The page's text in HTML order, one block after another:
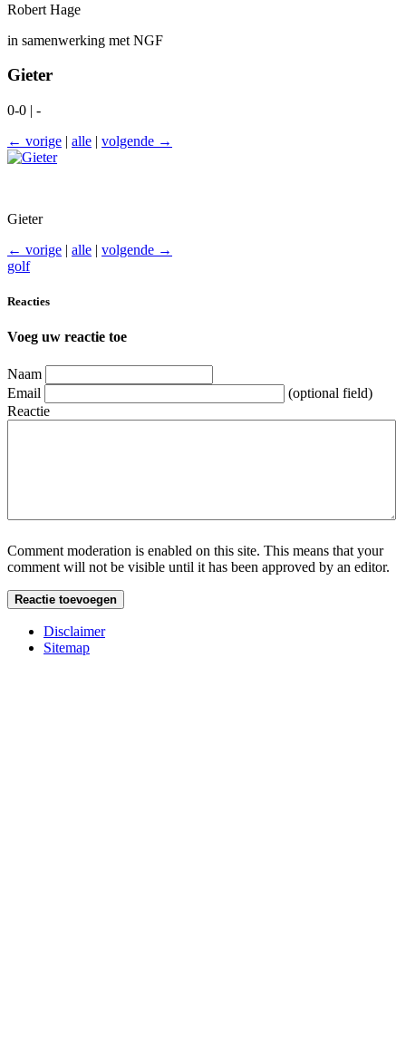
Robert Hage
in samenwerking met NGF
Gieter
0-0 | -
← vorige | alle | volgende →
Gieter
← vorige | alle | volgende →
golf
Reacties
Voeg uw reactie toe
Naam
Email
(optional field)
Reactie
Comment moderation is enabled on this site. This means that your
comment will not be visible until it has been approved by an editor.
Disclaimer
Sitemap